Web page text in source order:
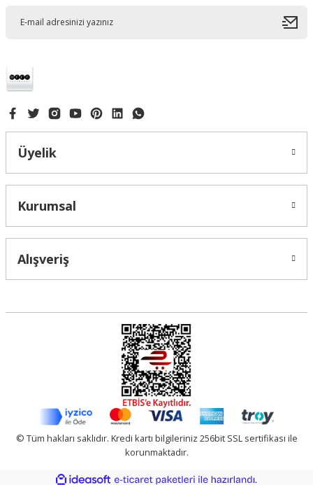
Üyelik
Kurumsal
Alışveriş
© Tüm hakları saklıdır. Kredi kartı bilgileriniz 256bit SSL sertifikası ile
korunmaktadır.
ideasoft e-